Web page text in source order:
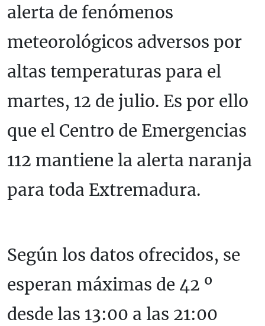
alerta de fenómenos
meteorológicos adversos por
altas temperaturas para el
martes, 12 de julio. Es por ello
que el Centro de Emergencias
112 mantiene la alerta naranja
para toda Extremadura.
Según los datos ofrecidos, se
esperan máximas de 42 º
desde las 13:00 a las 21:00